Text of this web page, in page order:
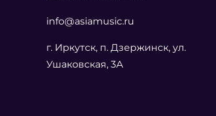
info@asiamusic.ru
г. Иркутск, п. Дзержинск, ул.
Ушаковская, 3А